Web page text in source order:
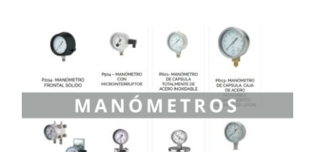
Manómetros de Presión: El
Aliado Invisible en la Industria